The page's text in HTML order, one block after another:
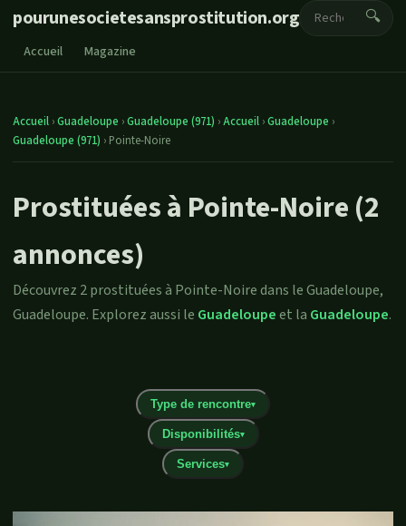
pourunesocietesansprostitution.org
🔍
Accueil
Magazine
Accueil ›Guadeloupe ›Guadeloupe (971) ›Accueil ›Guadeloupe ›
Guadeloupe (971) › Pointe-Noire
Prostituées à Pointe-Noire (2
annonces)
Découvrez 2 prostituées à Pointe-Noire dans le Guadeloupe,
Guadeloupe. Explorez aussi le Guadeloupeet la Guadeloupe.
Type de rencontre▾
Disponibilités▾
Services▾